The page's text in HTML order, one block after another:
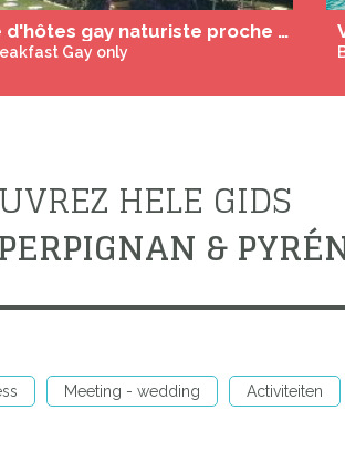
ALOHA Chambres d'hôtes et Gîte Cap D'agde
Gay only
HELE GIDS
&
Meeting - wedding Activiteiten